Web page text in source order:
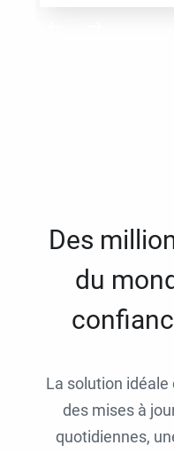
Des
du
La solution idéale
des mises à
quotidiennes,